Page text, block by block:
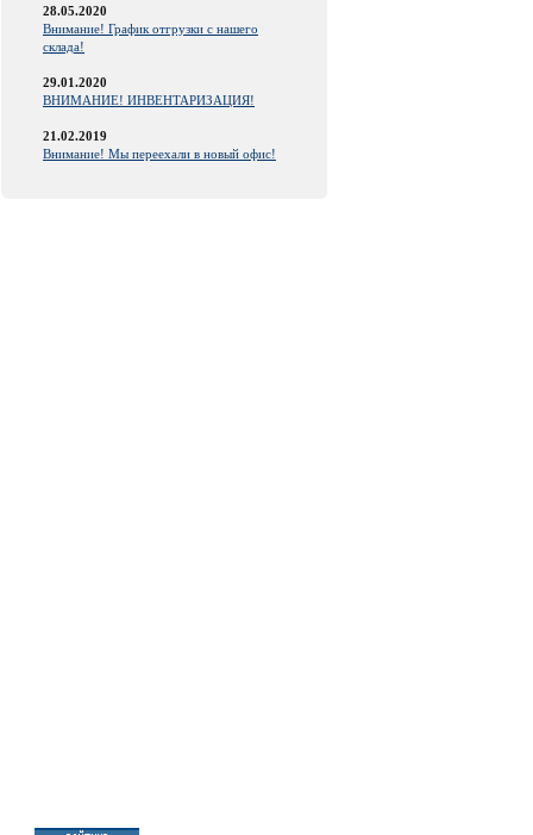
28.05.2020
Внимание! График отгрузки с нашего
склада!
29.01.2020
ВНИМАНИЕ! ИНВЕНТАРИЗАЦИЯ!
21.02.2019
Внимание! Мы переехали в новый офис!